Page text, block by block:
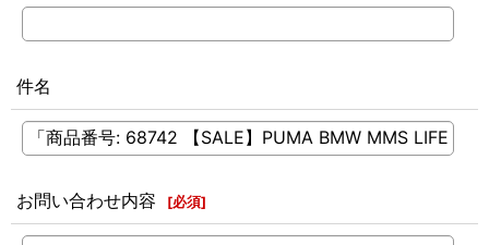
件名
お問い合わせ内容 [必須]